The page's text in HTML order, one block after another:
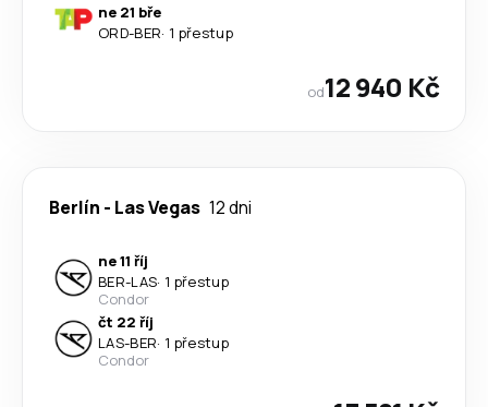
ne 21 bře
ORD-BER· 1 přestup
od12 940 Kč
Berlín - Las Vegas 12 dni
ne 11 říj
BER-LAS· 1 přestup
Condor
čt 22 říj
LAS-BER· 1 přestup
Condor